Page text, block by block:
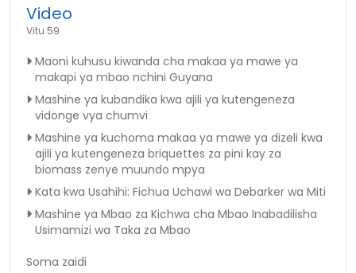
Video
Vitu 59
Maoni kuhusu kiwanda cha makaa ya mawe ya
makapi ya mbao nchini Guyana
Mashine ya kubandika kwa ajili ya kutengeneza
vidonge vya chumvi
Mashine ya kuchoma makaa ya mawe ya dizeli kwa
ajili ya kutengeneza briquettes za pini kay za
biomass zenye muundo mpya
Kata kwa Usahihi: Fichua Uchawi wa Debarker wa Miti
Mashine ya Mbao za Kichwa cha Mbao Inabadilisha
Usimamizi wa Taka za Mbao
Soma zaidi